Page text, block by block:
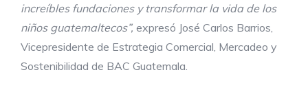
increíbles fundaciones y transformar la vida de los
niños guatemaltecos”, expresó José Carlos Barrios,
Vicepresidente de Estrategia Comercial, Mercadeo y
Sostenibilidad de BAC Guatemala.